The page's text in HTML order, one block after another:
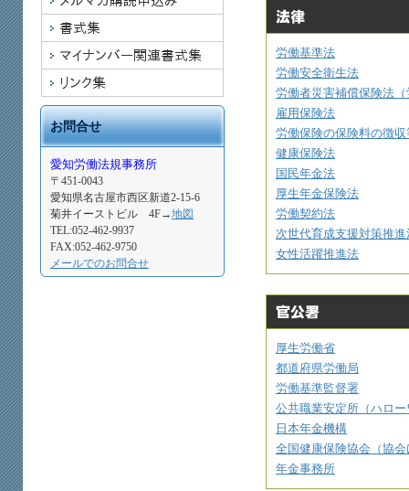
労働基準法
労働安全衛生法
労働者災害補償保険法
雇用保険法
労働保険の保険料の徴
健康保険法
国民年金法
厚生年金保険法
労働契約法
次世代育成支援対策推進
女性活躍推進法
厚生労働省
都道府県労働局
労働基準監督署
公共職業安定所（ハロ
日本年金機構
全国健康保険協会（協
年金事務所
お問合せ
愛知労働法規事務所
〒451-0043
愛知県名古屋市西区新道2-15-6
菊井イーストビル 4F→地図
TEL:052-462-9937
FAX:052-462-9750
メールでのお問合せ